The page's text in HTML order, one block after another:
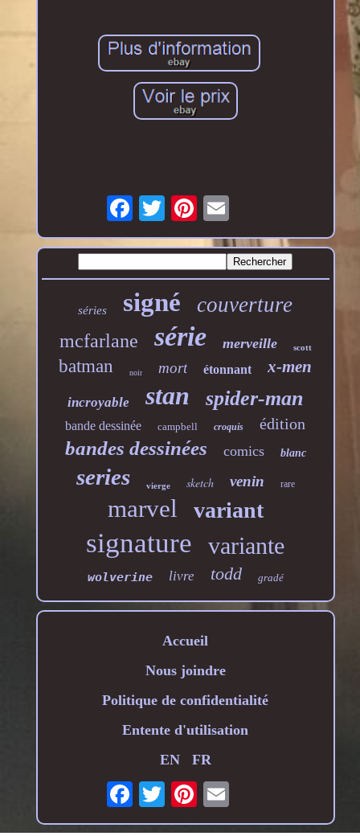
séries signé couverture
mcfarlane série merveille scott
batman noir mort étonnant x-men
incroyable stan spider-man
bande dessinée campbell croquis édition
bandes dessinées comics blanc
series vierge sketch venin rare
marvel variant
signature variante
wolverine livre todd gradé
Accueil
Nous joindre
Politique de confidentialité
Entente d'utilisation
EN
FR